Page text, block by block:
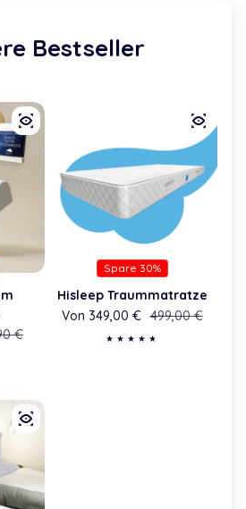
Bestseller
Preis
€
Spare 30%
Hisleep Traummatratze
Verkaufspreis
Von 349,00 €Regulärer Preis
499,00 €